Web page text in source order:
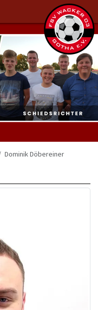
Dominik Döbereiner